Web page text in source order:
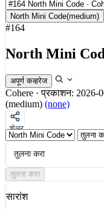
North Mini Code(medium)
#164
North Mini
अपूर्ण कव्हरेज
Cohere · प्रकाशन: 2026-
(medium) (none)
शेअर
तुलना करा
तुलना करा
सारांश